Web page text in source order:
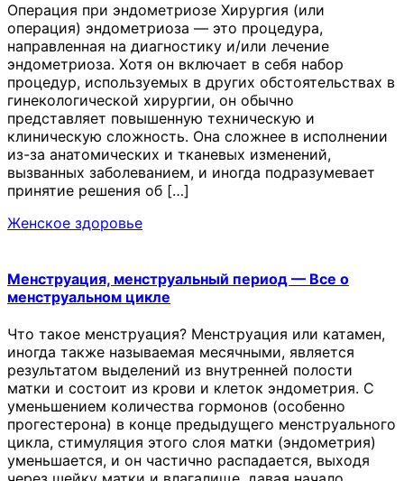
Операция при эндометриозе Хирургия (или
операция) эндометриоза — это процедура,
направленная на диагностику и/или лечение
эндометриоза. Хотя он включает в себя набор
процедур, используемых в других обстоятельствах в
гинекологической хирургии, он обычно
представляет повышенную техническую и
клиническую сложность. Она сложнее в исполнении
из-за анатомических и тканевых изменений,
вызванных заболеванием, и иногда подразумевает
принятие решения об […]
Женское здоровье
Менструация, менструальный период — Все о
менструальном цикле
Что такое менструация? Менструация или катамен,
иногда также называемая месячными, является
результатом выделений из внутренней полости
матки и состоит из крови и клеток эндометрия. С
уменьшением количества гормонов (особенно
прогестерона) в конце предыдущего менструального
цикла, стимуляция этого слоя матки (эндометрия)
уменьшается, и он частично распадается, выходя